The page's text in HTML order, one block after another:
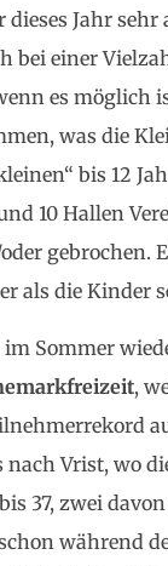
dieses Jahr
bei einer
es möglich
was die
bis 12
10 Hallen
gebrochen.
als die Kinder
Sommer
,
nach Vrist, wo
37, zwei
während